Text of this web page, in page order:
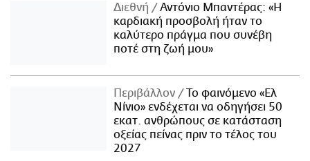
Διεθνή
Αντόνιο Μπαντέρας: «Η
καρδιακή προσβολή ήταν το
καλύτερο πράγμα που συνέβη
ποτέ στη ζωή μου»
Περιβάλλον
Το φαινόμενο «Ελ
Νίνιο» ενδέχεται να οδηγήσει 50
εκατ. ανθρώπους σε κατάσταση
οξείας πείνας πριν το τέλος του
2027